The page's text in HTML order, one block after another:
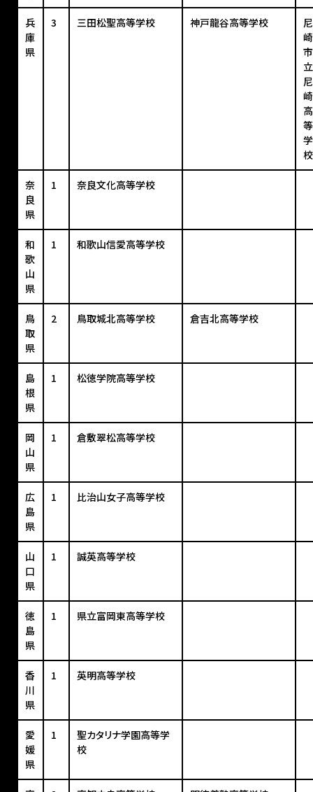
兵
庫
県
3 三田松聖高等学校 神戸龍谷高等学校
尼
崎
市
立
尼
崎
高
等
学
校
奈
良
県
1 奈良文化高等学校
和
歌
山
県
1 和歌山信愛高等学校
鳥
取
県
2 鳥取城北高等学校 倉吉北高等学校
島
根
県
1 松徳学院高等学校
岡
山
県
1 倉敷翠松高等学校
広
島
県
1 比治山女子高等学校
山
口
県
1 誠英高等学校
徳
島
県
1 県立富岡東高等学校
香
川
県
1 英明高等学校
愛
媛
県
1
聖カタリナ学園高等学
校